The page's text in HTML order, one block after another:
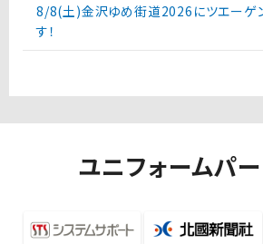
8/8(土)金沢ゆめ街道2026にツエーゲ
す！
ユニフォームパ